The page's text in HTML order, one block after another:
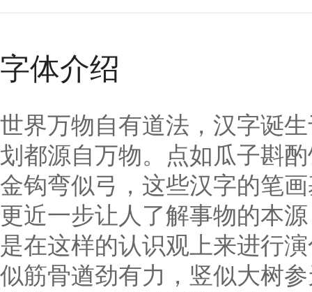
字体介绍
世界万物自有道法，汉字诞
划都源自万物。点如瓜子斟
金钩弯似弓，这些汉字的笔
更近一步让人了解事物的本
是在这样的认识观上来进行
似筋骨遒劲有力，竖似大树